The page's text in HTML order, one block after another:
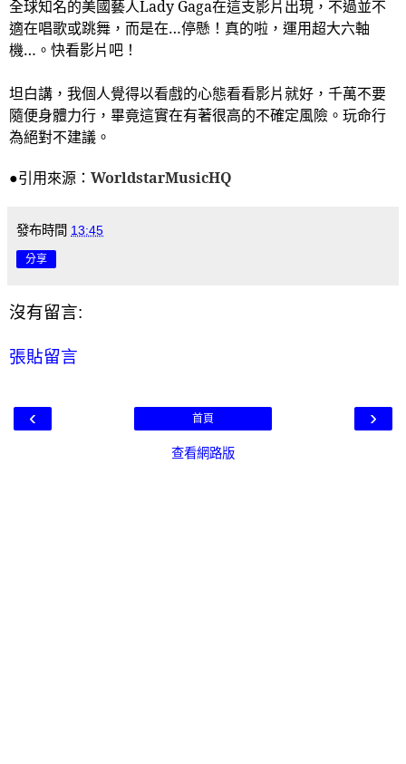
全球知名的美國藝人Lady Gaga在這支影片出現，不過並不
適在唱歌或跳舞，而是在…停懸！真的啦，運用超大六軸
機…。快看影片吧！
坦白講，我個人覺得以看戲的心態看看影片就好，千萬不要
隨便身體力行，畢竟這實在有著很高的不確定風險。玩命行
為絕對不建議。
●引用來源： WorldstarMusicHQ
發布時間 13:45
分享
沒有留言:
張貼留言
‹ ›
首頁
查看網路版